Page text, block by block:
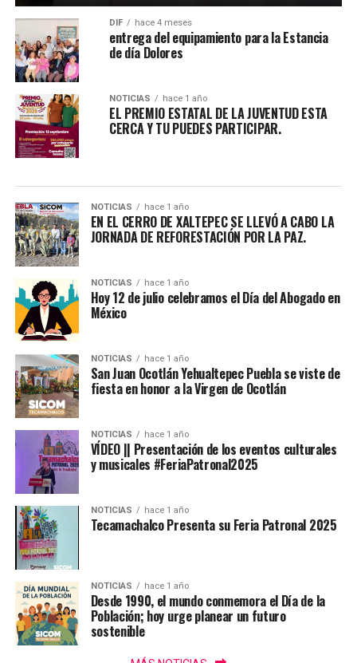
DIF hace 4 meses
entrega del equipamiento para la Estancia
de día Dolores
NOTICIAS hace 1 año
EL PREMIO ESTATAL DE LA JUVENTUD ESTA
CERCA Y TU PUEDES PARTICIPAR.
NOTICIAS hace 1 año
EN EL CERRO DE XALTEPEC SE LLEVÓ A CABO LA
JORNADA DE REFORESTACIÓN POR LA PAZ.
NOTICIAS hace 1 año
Hoy 12 de julio celebramos el Día del Abogado en
México
NOTICIAS hace 1 año
San Juan Ocotlán Yehualtepec Puebla se viste de
fiesta en honor a la Virgen de Ocotlán
NOTICIAS hace 1 año
VÍDEO || Presentación de los eventos culturales
y musicales #FeriaPatronal2025
NOTICIAS hace 1 año
Tecamachalco Presenta su Feria Patronal 2025
NOTICIAS hace 1 año
Desde 1990, el mundo conmemora el Día de la
Población; hoy urge planear un futuro
sostenible